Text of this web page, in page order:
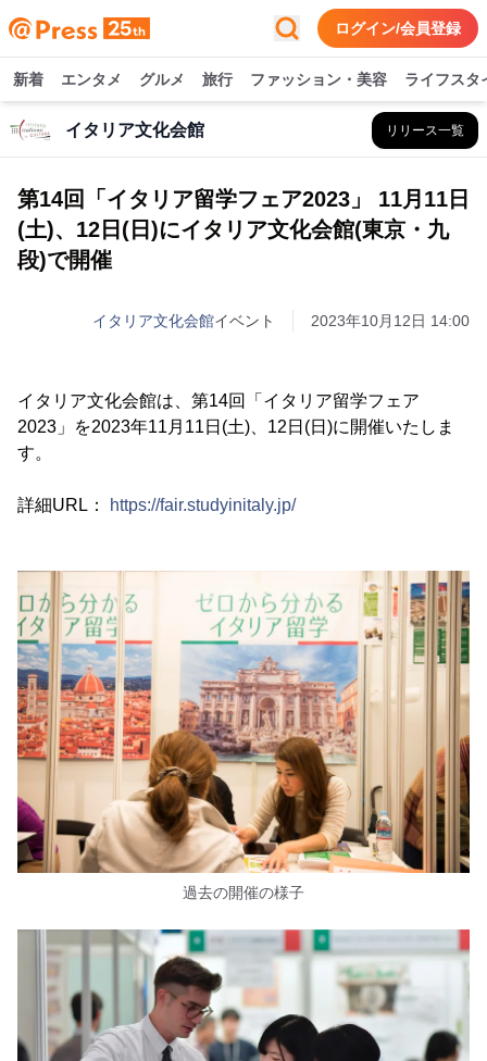
ログイン/会員登録
新着 エンタメ グルメ 旅行 ファッション・美容 ライフスタ
イタリア文化会館 リリース一覧
第14回「イタリア留学フェア2023」 11月11日
(土)、12日(日)にイタリア文化会館(東京・九
段)で開催
イタリア文化会館イベント 2023年10月12日 14:00
イタリア文化会館は、第14回「イタリア留学フェア
2023」を2023年11月11日(土)、12日(日)に開催いたしま
す。
詳細URL： https://fair.studyinitaly.jp/
過去の開催の様子